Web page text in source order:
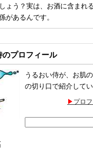
ょう？実は、お酒に含まれ
があるんです。
のプロフィール
うるおい侍が、お肌
の切り口で紹介してい
プロ